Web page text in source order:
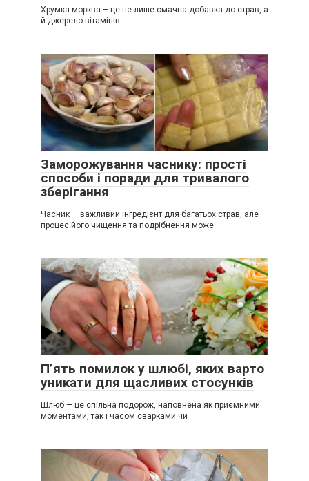
Хрумка морква – це не лише смачна добавка до страв, а
й джерело вітамінів
Заморожування часнику: прості
способи і поради для тривалого
зберігання
Часник — важливий інгредієнт для багатьох страв, але
процес його чищення та подрібнення може
П’ять помилок у шлюбі, яких варто
уникати для щасливих стосунків
Шлюб — це спільна подорож, наповнена як приємними
моментами, так і часом сварками чи